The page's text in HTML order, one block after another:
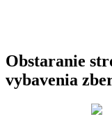
Obstaranie
vybavenia